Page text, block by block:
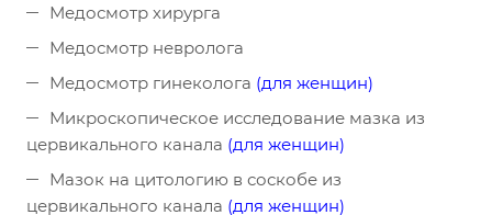
Медосмотр хирурга
Медосмотр невролога
Медосмотр гинеколога (для женщин)
Микроскопическое исследование мазка из
цервикального канала (для женщин)
Мазок на цитологию в соскобе из
цервикального канала (для женщин)